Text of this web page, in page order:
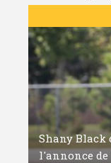
Shany Black
l'annonce